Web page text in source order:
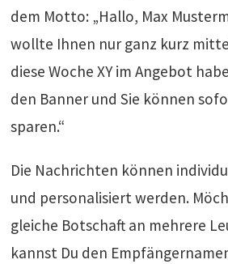
dem Motto: „Hallo, Max
wollte Ihnen nur ganz kurz
diese Woche XY im Angebot
den Banner und Sie können
sparen.“
Die Nachrichten können
und personalisiert werden.
gleiche Botschaft an mehrere
kannst Du den